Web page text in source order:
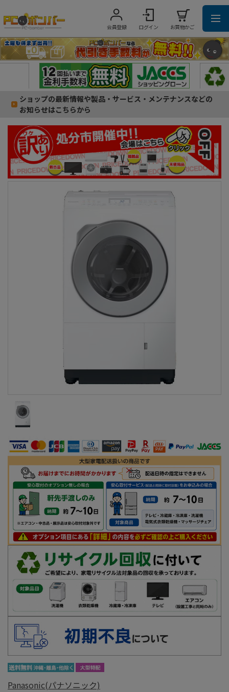
会員登録 ログイン お買物かご
ショップの最新情報や製品・サービス・メンテナンスなどの
お知らせはこちらから
Panasonic(パナソニック)